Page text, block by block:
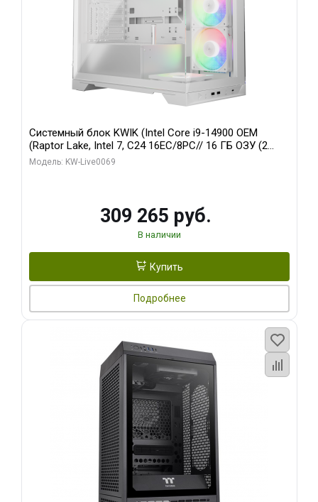
Системный блок KWIK (Intel Core i9-14900 OEM
(Raptor Lake, Intel 7, C24 16EC/8PC// 16 ГБ ОЗУ (2
модуля)/ ASUS RTX5080 PROART OC 16GB GDDR7
Модель: KW-Live0069
309 265 руб.
В наличии
Купить
Подробнее